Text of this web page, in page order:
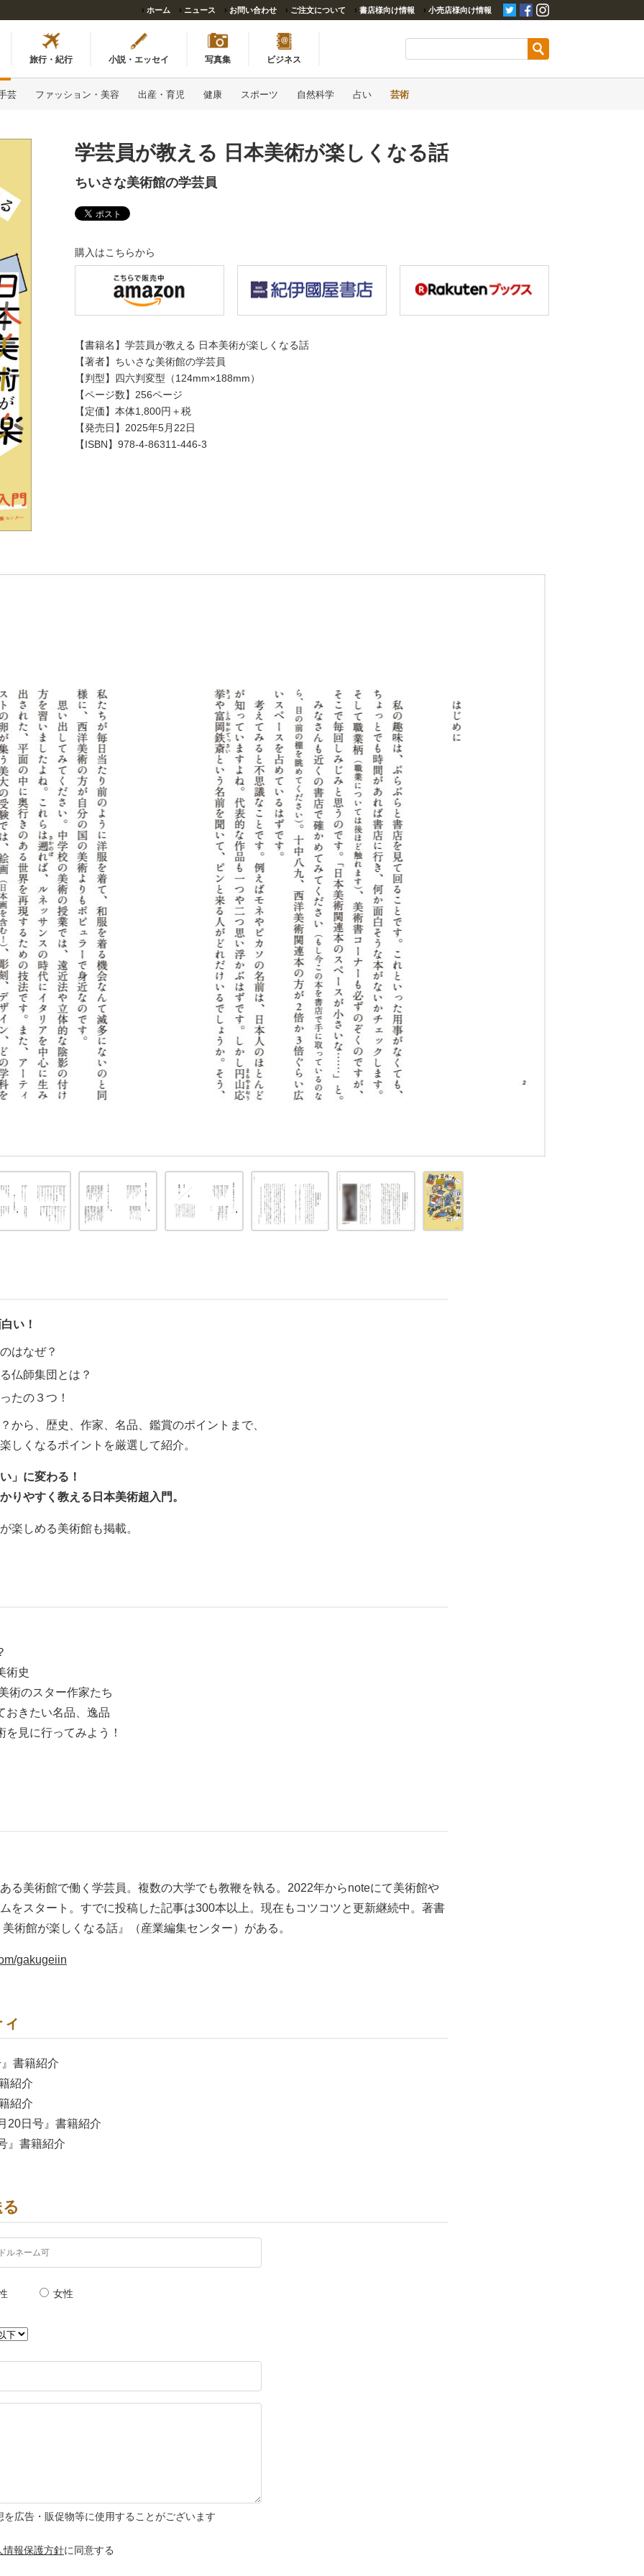
› ホーム › ニュース › お問い合わせ › ご注文について › 書店様向け情報 › 小売店様向け情報
旅行・紀行 小説・エッセイ 写真集 ビジネス
芸 ファッション・美容 出産・育児 健康 スポーツ 自然科学 占い 芸術
学芸員が教える 日本美術が楽しくなる話
ちいさな美術館の学芸員
購入はこちらから
【書籍名】学芸員が教える 日本美術が楽しくなる話
【著者】ちいさな美術館の学芸員
【判型】四六判変型（124mm×188mm）
【ページ数】256ページ
【定価】本体1,800円＋税
【発売日】2025年5月22日
【ISBN】978-4-86311-446-3
い！
はなぜ？
仏師集団とは？
たの３つ！
から、歴史、作家、名品、鑑賞のポイントまで、
しくなるポイントを厳選して紹介。
」に変わる！
りやすく教える日本美術超入門。
楽しめる美術館も掲載。
術史
術のスター作家たち
きたい名品、逸品
見に行ってみよう！
る美術館で働く学芸員。複数の大学でも教鞭を執る。2022年からnoteにて美術館や
をスタート。すでに投稿した記事は300本以上。現在もコツコツと更新継続中。著書
術館が楽しくなる話』（産業編集センター）がある。
gakugeiin
書籍紹介
紹介
紹介
20日号』書籍紹介
』書籍紹介
女性
広告・販促物等に使用することがございます
情報保護方針に同意する